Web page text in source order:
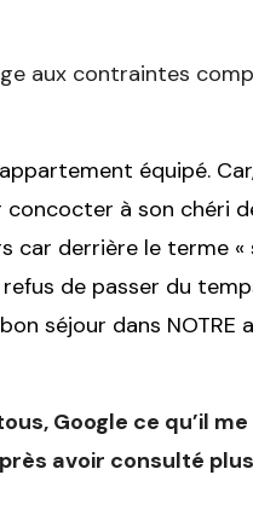
aux contraintes
équipé.
concocter à son chéri
car derrière le terme «
de passer du
séjour dans
Google ce qu’il
avoir consulté